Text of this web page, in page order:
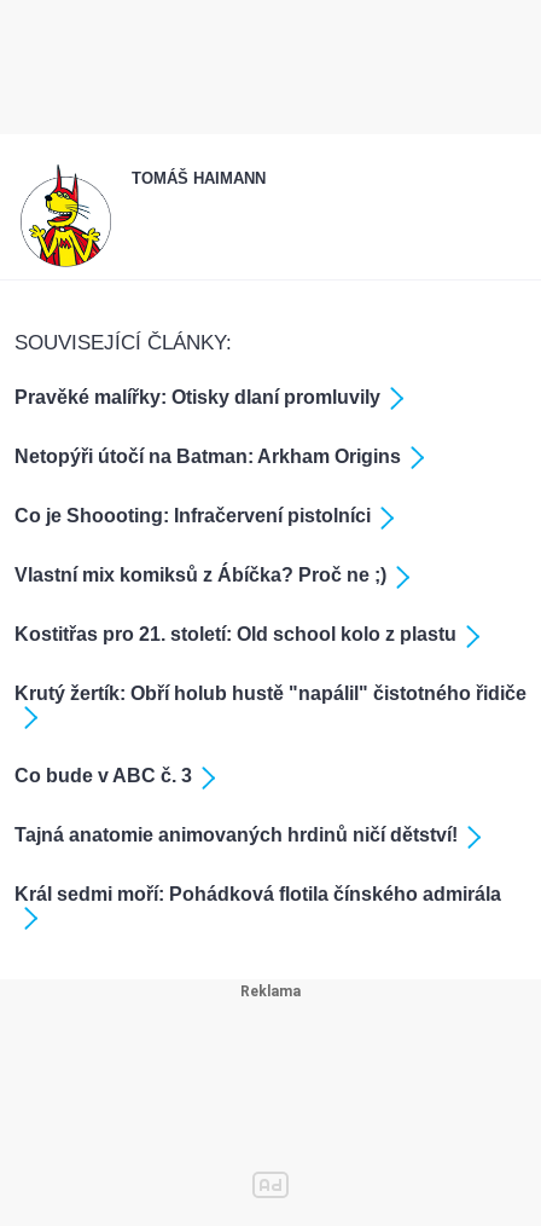
TOMÁŠ HAIMANN
SOUVISEJÍCÍ ČLÁNKY:
Pravěké malířky: Otisky dlaní promluvily
Netopýři útočí na Batman: Arkham Origins
Co je Shoooting: Infračervení pistolníci
Vlastní mix komiksů z Ábíčka? Proč ne ;)
Kostitřas pro 21. století: Old school kolo z plastu
Krutý žertík: Obří holub hustě "napálil" čistotného řidiče
Co bude v ABC č. 3
Tajná anatomie animovaných hrdinů ničí dětství!
Král sedmi moří: Pohádková flotila čínského admirála